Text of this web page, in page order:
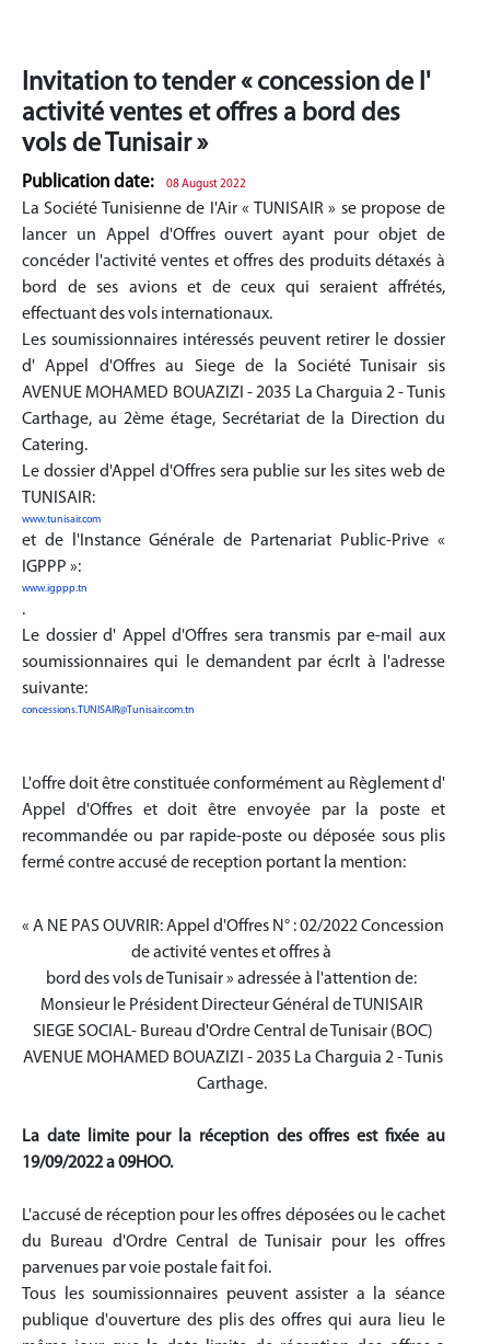
Invitation to tender « concession de l'
activité ventes et offres a bord des
vols de Tunisair »
Publication date: 08 August 2022
La Société Tunisienne de I'Air « TUNISAIR » se propose de
lancer un Appel d'Offres ouvert ayant pour objet de
concéder l'activité ventes et offres des produits détaxés à
bord de ses avions et de ceux qui seraient affrétés,
effectuant des vols internationaux.
Les soumissionnaires intéressés peuvent retirer le dossier
d' Appel d'Offres au Siege de la Société Tunisair sis
AVENUE MOHAMED BOUAZIZI - 2035 La Charguia 2 - Tunis
Carthage, au 2ème étage, Secrétariat de la Direction du
Catering.
Le dossier d'Appel d'Offres sera publie sur les sites web de
TUNISAIR:
www.tunisair.com
et de l'Instance Générale de Partenariat Public-Prive «
IGPPP »:
www.igppp.tn
.
Le dossier d' Appel d'Offres sera transmis par e-mail aux
soumissionnaires qui le demandent par écrlt à l'adresse
suivante:
concessions.TUNISAIR@Tunisair.com.tn
L'offre doit être constituée conformément au Règlement d'
Appel d'Offres et doit être envoyée par la poste et
recommandée ou par rapide-poste ou déposée sous plis
fermé contre accusé de reception portant la mention:
« A NE PAS OUVRIR: Appel d'Offres N° : 02/2022 Concession
de activité ventes et offres à
bord des vols de Tunisair » adressée à l'attention de:
Monsieur le Président Directeur Général de TUNISAIR
SIEGE SOCIAL- Bureau d'Ordre Central de Tunisair (BOC)
AVENUE MOHAMED BOUAZIZI - 2035 La Charguia 2 - Tunis
Carthage.
La date limite pour la réception des offres est fixée au
19/09/2022 a 09HOO.
L'accusé de réception pour les offres déposées ou le cachet
du Bureau d'Ordre Central de Tunisair pour les offres
parvenues par voie postale fait foi.
Tous les soumissionnaires peuvent assister a la séance
publique d'ouverture des plis des offres qui aura lieu le